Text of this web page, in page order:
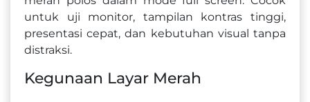
untuk uji monitor, tampilan kontras tinggi,
presentasi cepat, dan kebutuhan visual tanpa
distraksi.
Kegunaan Layar Merah